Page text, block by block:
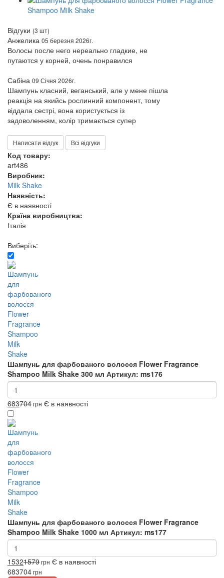
Відгуки (3 шт)
Анжелика 05 березня 2026г.
Волосы после него нереально гладкие, не
путаются у корней, очень понравился
Сабіна 09 Січня 2026г.
Шампунь класний, веганський, але у мене пішла
реакція на якийсь рослинний компонент, тому
віддала сестрі, вона користується із
задоволенням, колір тримається супер
Написати відгук Всі відгуки
Код товару:
art486
Виробник:
Milk Shake
Наявність:
Є в наявності
Країна виробництва:
Італія
Виберіть:
Шампунь для фарбованого волосся Flower Fragrance
Shampoo Milk Shake 300 мл Артикул: ms176
683704грн Є в наявності
Шампунь для фарбованого волосся Flower Fragrance
Shampoo Milk Shake 1000 мл Артикул: ms177
15321579грн Є в наявності
683704грн